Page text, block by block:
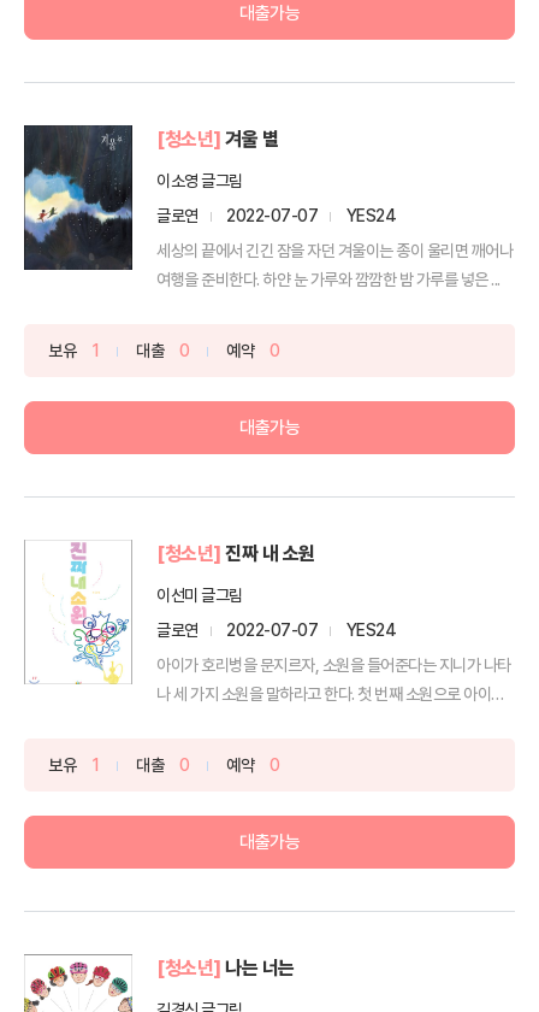
대출가능
[청소년] 겨울 별
이소영 글그림
글로연
2022-07-07
YES24
세상의 끝에서 긴긴 잠을 자던 겨울이는 종이 울리면 깨어나
여행을 준비한다. 하얀 눈 가루와 깜깜한 밤 가루를 넣은 ...
보유 1 대출 0 예약 0
대출가능
[청소년] 진짜 내 소원
이선미 글그림
글로연
2022-07-07
YES24
아이가 호리병을 문지르자, 소원을 들어준다는 지니가 나타
나 세 가지 소원을 말하라고 한다. 첫 번째 소원으로 아이는
보유 1 대출 0 예약 0
대출가능
[청소년] 나는 너는